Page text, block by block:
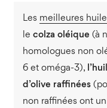
Les meilleures
le colza oléique (à
homologues non
6 et oméga-3),
d’olive raffinées
non raffinées ont